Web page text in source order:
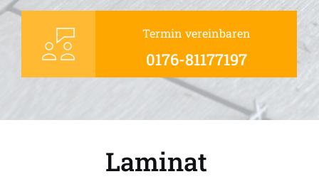
Termin vereinbaren
0176-81177197
Laminat